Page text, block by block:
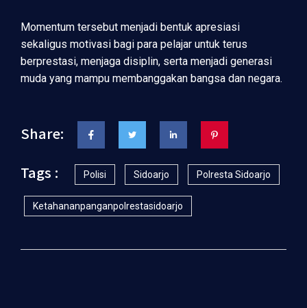
Momentum tersebut menjadi bentuk apresiasi
sekaligus motivasi bagi para pelajar untuk terus
berprestasi, menjaga disiplin, serta menjadi generasi
muda yang mampu membanggakan bangsa dan negara.
Share:
Tags :
Polisi Sidoarjo Polresta Sidoarjo
Ketahananpanganpolrestasidoarjo